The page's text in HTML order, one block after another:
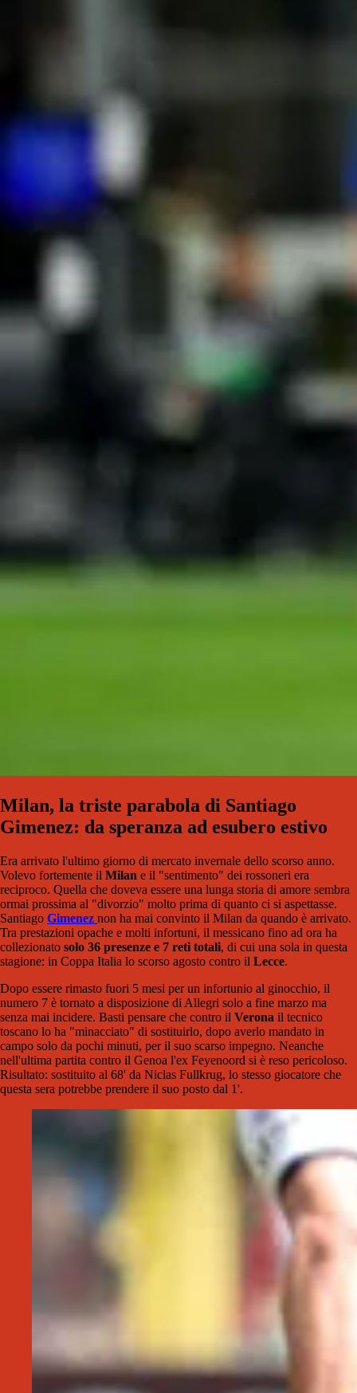
Milan, la triste parabola di Santiago
Gimenez: da speranza ad esubero estivo
Era arrivato l'ultimo giorno di mercato invernale dello scorso anno.
Volevo fortemente il Milan e il "sentimento" dei rossoneri era
reciproco. Quella che doveva essere una lunga storia di amore sembra
ormai prossima al "divorzio" molto prima di quanto ci si aspettasse.
Santiago Gimenez non ha mai convinto il Milan da quando è arrivato.
Tra prestazioni opache e molti infortuni, il messicano fino ad ora ha
collezionato solo 36 presenze e 7 reti totali, di cui una sola in questa
stagione: in Coppa Italia lo scorso agosto contro il Lecce.
Dopo essere rimasto fuori 5 mesi per un infortunio al ginocchio, il
numero 7 è tornato a disposizione di Allegri solo a fine marzo ma
senza mai incidere. Basti pensare che contro il Verona il tecnico
toscano lo ha "minacciato" di sostituirlo, dopo averlo mandato in
campo solo da pochi minuti, per il suo scarso impegno. Neanche
nell'ultima partita contro il Genoa l'ex Feyenoord si è reso pericoloso.
Risultato: sostituito al 68' da Niclas Fullkrug, lo stesso giocatore che
questa sera potrebbe prendere il suo posto dal 1'.